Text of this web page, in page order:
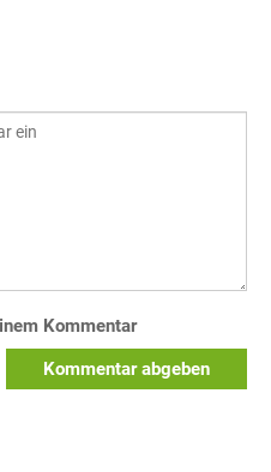
Kommentar
Kommentar abgeben